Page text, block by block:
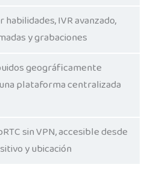
IVR avanzado,
y grabaciones
geográficamente
plataforma centralizada
sin VPN, accesible desde
y ubicación